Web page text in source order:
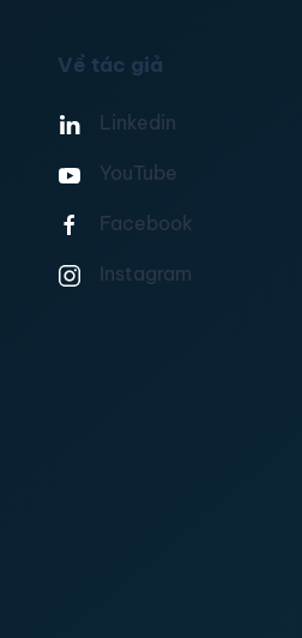
Về tác giả
Linkedin
YouTube
Facebook
Instagram